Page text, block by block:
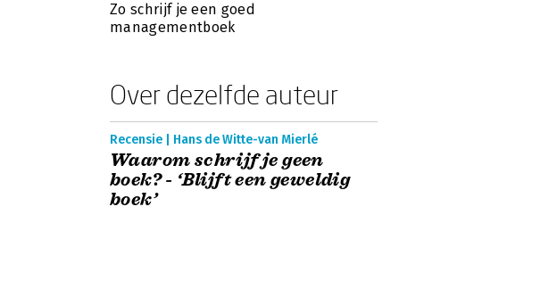
Zo schrijf je een goed
managementboek
Over dezelfde auteur
Recensie | Hans de Witte-van Mierlé
Waarom schrijf je geen
boek? - ‘Blijft een geweldig
boek’